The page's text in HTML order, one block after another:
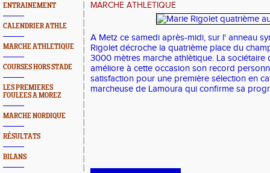
ENTRAINEMENT
CALENDRIER ATHLE
MARCHE ATHLETIQUE
COURSES HORS STADE
LES PREMIERES
FOULEES A MOREZ
MARCHE NORDIQUE
RÉSULTATS
BILANS
MARCHE ATHLETIQUE
A Metz ce samedi après-midi, sur l' anneau
Rigolet décroche la quatrième place du
3000 mètres marche athlètique. La sociétaire
améliore à cette occasion son record
satisfaction pour une première sélection en
marcheuse de Lamoura qui confirme sa